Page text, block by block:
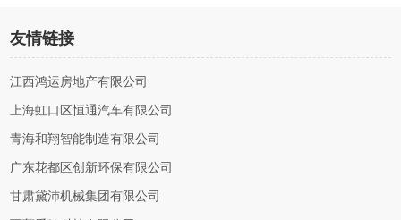
友情链接
江西鸿运房地产有限公司
上海虹口区恒通汽车有限公司
青海和翔智能制造有限公司
广东花都区创新环保有限公司
甘肃黛沛机械集团有限公司